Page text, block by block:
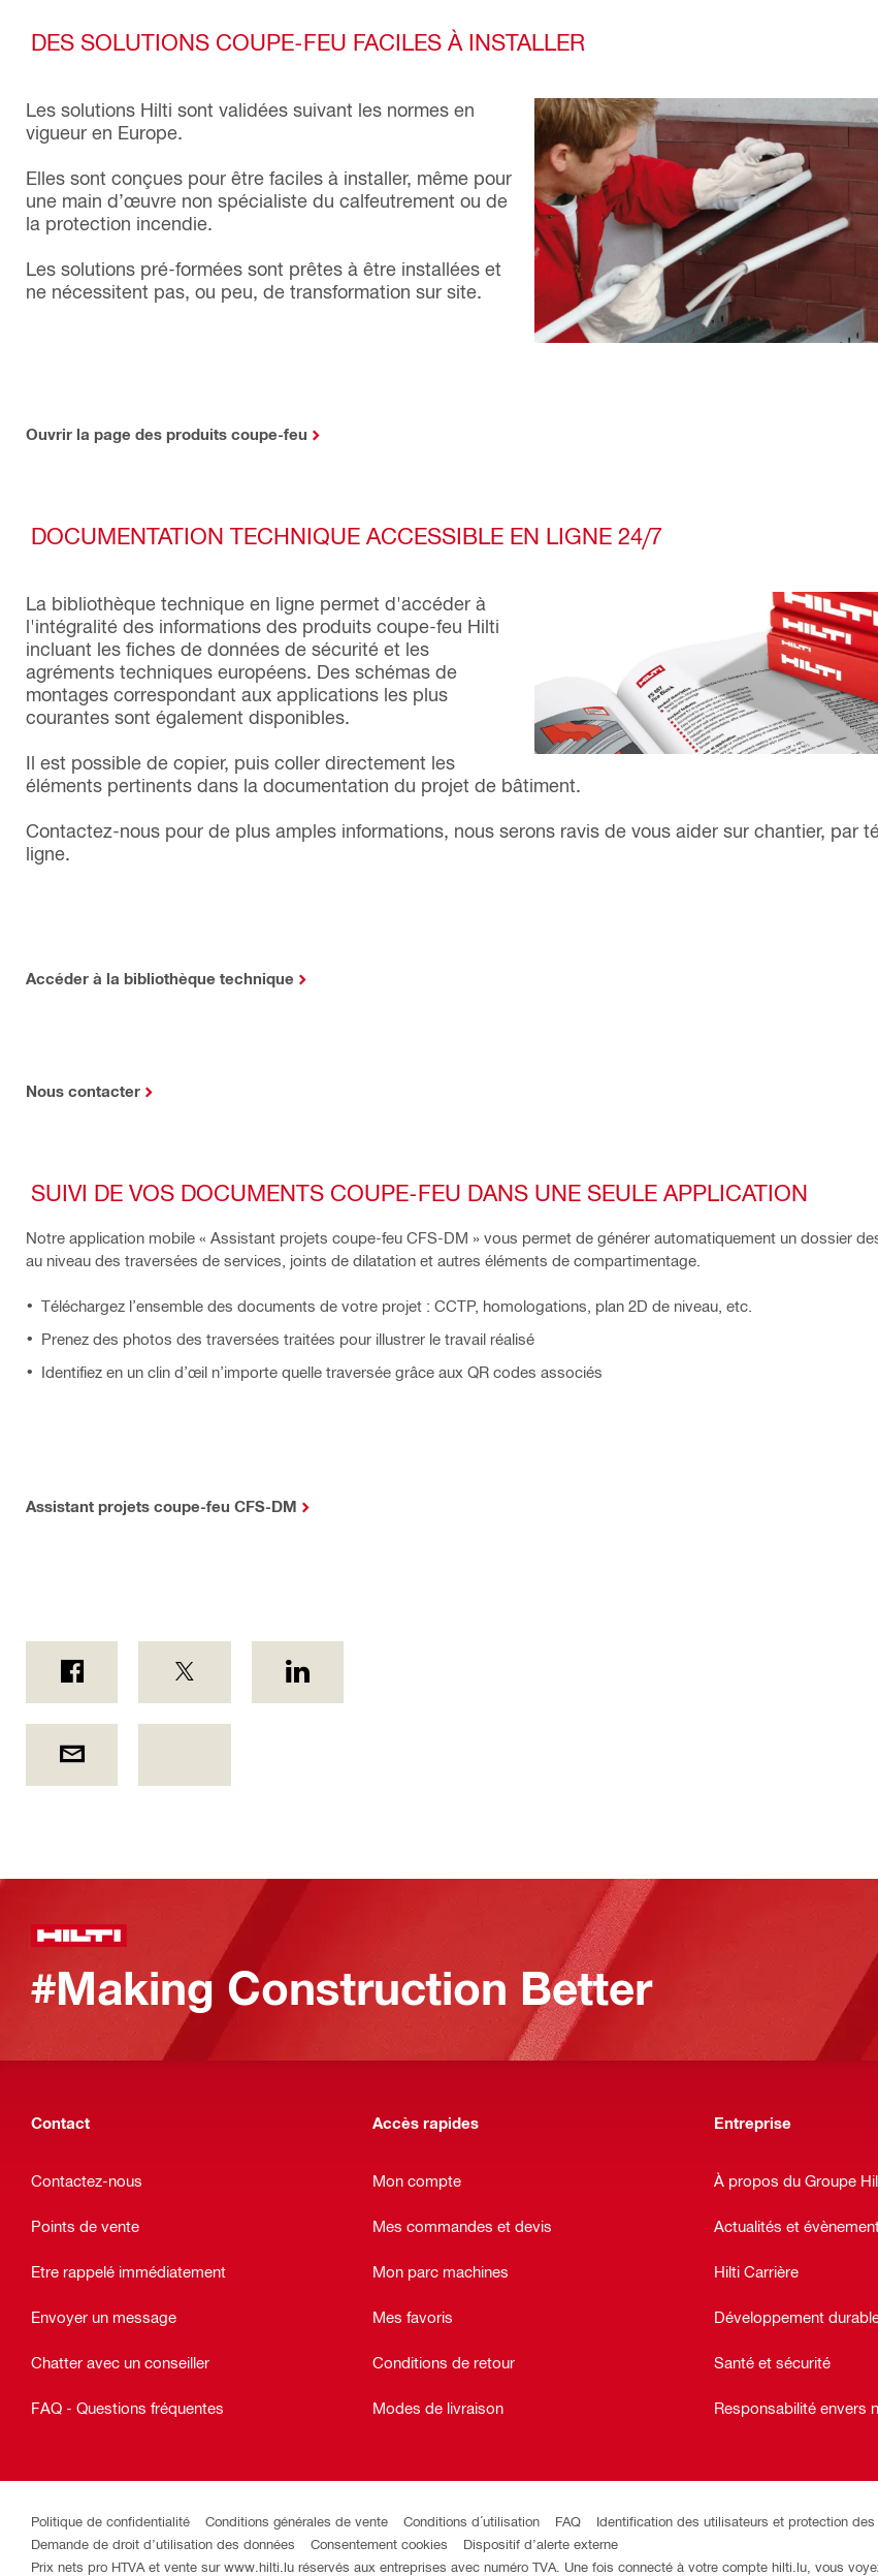
DES SOLUTIONS COUPE-FEU FACILES À INSTALLER
Les solutions Hilti sont validées suivant les normes en
vigueur en Europe.
Elles sont conçues pour être faciles à installer, même pour
une main d’œuvre non spécialiste du calfeutrement ou de
la protection incendie.
Les solutions pré-formées sont prêtes à être installées et
ne nécessitent pas, ou peu, de transformation sur site.
Ouvrir la page des produits coupe-feu
DOCUMENTATION TECHNIQUE ACCESSIBLE EN LIGNE 24/7
La bibliothèque technique en ligne permet d'accéder à
l'intégralité des informations des produits coupe-feu Hilti
incluant les fiches de données de sécurité et les
agréments techniques européens. Des schémas de
montages correspondant aux applications les plus
courantes sont également disponibles.
Il est possible de copier, puis coller directement les
éléments pertinents dans la documentation du projet de bâtiment.
Contactez-nous pour de plus amples informations, nous serons ravis de vous aider sur chantier, par
ligne.
Accéder à la bibliothèque technique
Nous contacter
SUIVI DE VOS DOCUMENTS COUPE-FEU DANS UNE SEULE APPLICATION
Notre application mobile « Assistant projets coupe-feu CFS-DM » vous permet de générer automatiquement un dossier
au niveau des traversées de services, joints de dilatation et autres éléments de compartimentage.
Téléchargez l’ensemble des documents de votre projet : CCTP, homologations, plan 2D de niveau, etc.
Prenez des photos des traversées traitées pour illustrer le travail réalisé
Identifiez en un clin d’œil n’importe quelle traversée grâce aux QR codes associés
Assistant projets coupe-feu CFS-DM
#Making Construction Better
Contact
Contactez-nous
Points de vente
Etre rappelé immédiatement
Envoyer un message
Chatter avec un conseiller
FAQ - Questions fréquentes
Accès rapides
Mon compte
Mes commandes et devis
Mon parc machines
Mes favoris
Conditions de retour
Modes de livraison
Entreprise
À propos du Groupe
Actualités et
Hilti Carrière
Développement
Santé et sécurité
Responsabilité envers
Politique de confidentialité Conditions générales de vente Conditions d´utilisation FAQ
Identification des utilisateurs et protection
Demande de droit d’utilisation des données
Consentement cookies
Dispositif d’alerte externe
Prix nets pro HTVA et vente sur www.hilti.lu réservés aux entreprises avec numéro TVA. Une fois connecté à votre compte hilti.lu, vous